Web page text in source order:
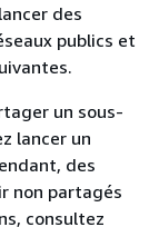
des
publics et
un sous-
lancer un
des
non partagés
consultez